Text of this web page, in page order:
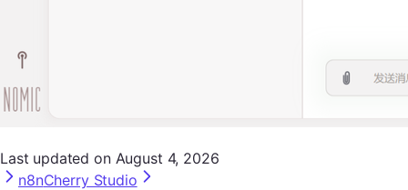
Last updated on August 4, 2026
n8nCherry Studio